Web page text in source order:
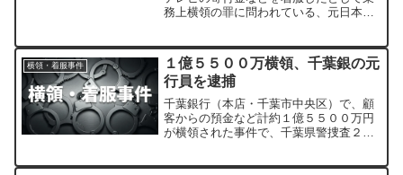
務上横領の罪に問われている、元日本海
た。
横領・着服事件
１億５５００万横領、千葉銀の元
行員を逮捕
千葉銀行（本店・千葉市中央区）で、顧
客からの預金など計約１億５５００万円
が横領された事件で、千葉県警捜査２課